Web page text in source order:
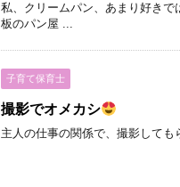
私、クリームパン、あまり好き
板のパン屋 ...
子育て保育士
撮影でオメカシ
主人の仕事の関係で、撮影して